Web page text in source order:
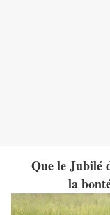
Que le Jubilé
la